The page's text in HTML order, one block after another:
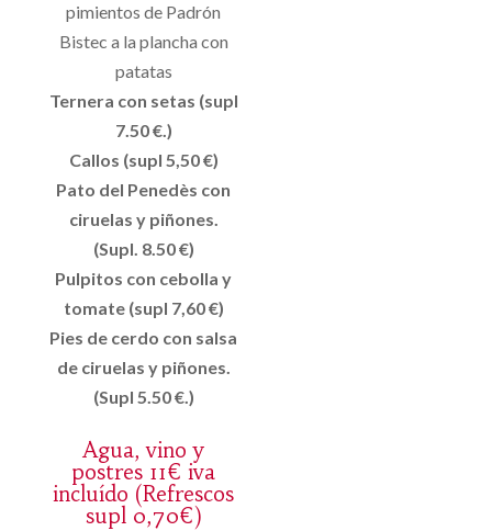
pimientos de Padrón
Bistec a la plancha con
patatas
Ternera con setas (supl
7.50 €.)
Callos (supl 5,50 €)
Pato del Penedès con
ciruelas y piñones.
(Supl. 8.50 €)
Pulpitos con cebolla y
tomate (supl 7,60 €)
Pies de cerdo con salsa
de ciruelas y piñones.
(Supl 5.50 €.)
Agua, vino y
postres 11€ iva
incluído (Refrescos
supl 0,70€)